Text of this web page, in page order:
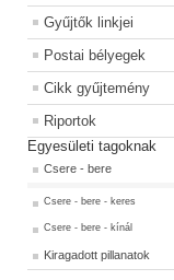
Gyűjtők linkjei
Postai bélyegek
Cikk gyűjtemény
Riportok
Egyesületi tagoknak
Csere - bere
Csere - bere - keres
Csere - bere - kínál
Kiragadott pillanatok